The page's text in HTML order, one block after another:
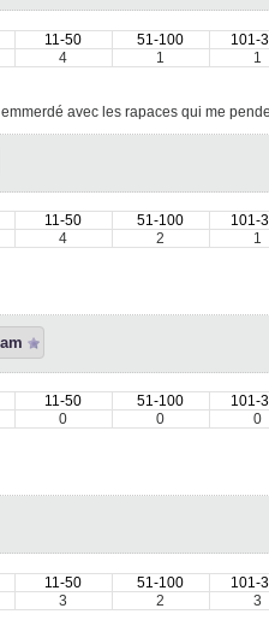
11-50 51-100 101-
4 1 1
avec les rapaces qui me
11-50 51-100 101-
4 2 1
11-50 51-100 101-
0 0 0
11-50 51-100 101-
3 2 3